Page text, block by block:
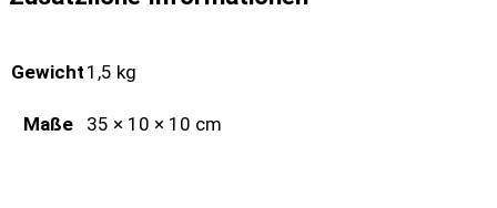
Gewicht 1,5 kg
Maße 35 × 10 × 10 cm